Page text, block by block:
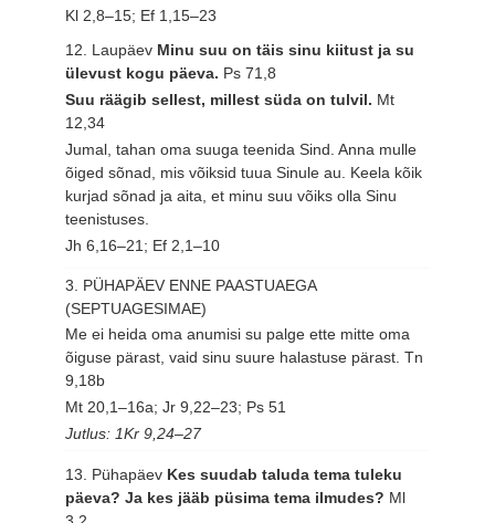
Kl 2,8–15; Ef 1,15–23
12. Laupäev Minu suu on täis sinu kiitust ja su
ülevust kogu päeva. Ps 71,8
Suu räägib sellest, millest süda on tulvil. Mt
12,34
Jumal, tahan oma suuga teenida Sind. Anna mulle
õiged sõnad, mis võiksid tuua Sinule au. Keela kõik
kurjad sõnad ja aita, et minu suu võiks olla Sinu
teenistuses.
Jh 6,16–21; Ef 2,1–10
3. PÜHAPÄEV ENNE PAASTUAEGA
(SEPTUAGESIMAE)
Me ei heida oma anumisi su palge ette mitte oma
õiguse pärast, vaid sinu suure halastuse pärast.Tn
9,18b
Mt 20,1–16a; Jr 9,22–23; Ps 51
Jutlus: 1Kr 9,24–27
13. Pühapäev Kes suudab taluda tema tuleku
päeva? Ja kes jääb püsima tema ilmudes? Ml